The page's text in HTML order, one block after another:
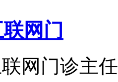
网门
网门诊主